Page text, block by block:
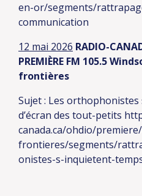
en-or/segments/
communication
12 mai 2026 RADIO-
PREMIÈRE FM 105.5
frontières
Sujet : Les orthophonistes
d’écran des tout-petits
canada.ca/ohdio/
frontieres/segments/
onistes-s-inquietent-